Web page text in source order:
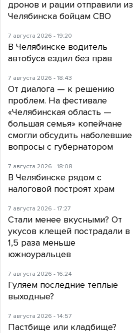
дронов и рации отправили из
Челябинска бойцам СВО
7 августа 2026 - 19:20
В Челябинске водитель
автобуса ездил без прав
7 августа 2026 - 18:43
От диалога — к решению
проблем. На фестивале
«Челябинская область —
большая семья» копейчане
смогли обсудить наболевшие
вопросы с губернатором
7 августа 2026 - 18:08
В Челябинске рядом с
налоговой построят храм
7 августа 2026 - 17:27
Стали менее вкусными? От
укусов клещей пострадали в
1,5 раза меньше
южноуральцев
7 августа 2026 - 16:24
Гуляем последние теплые
выходные?
7 августа 2026 - 14:57
Пастбище или кладбище?